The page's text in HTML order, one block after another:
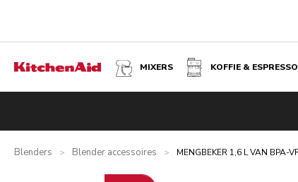
MIXERS KOFFIE & ESPRESSO
Blenders > Blender accessoires > MENGBEKER 1,6 L VAN BPA-